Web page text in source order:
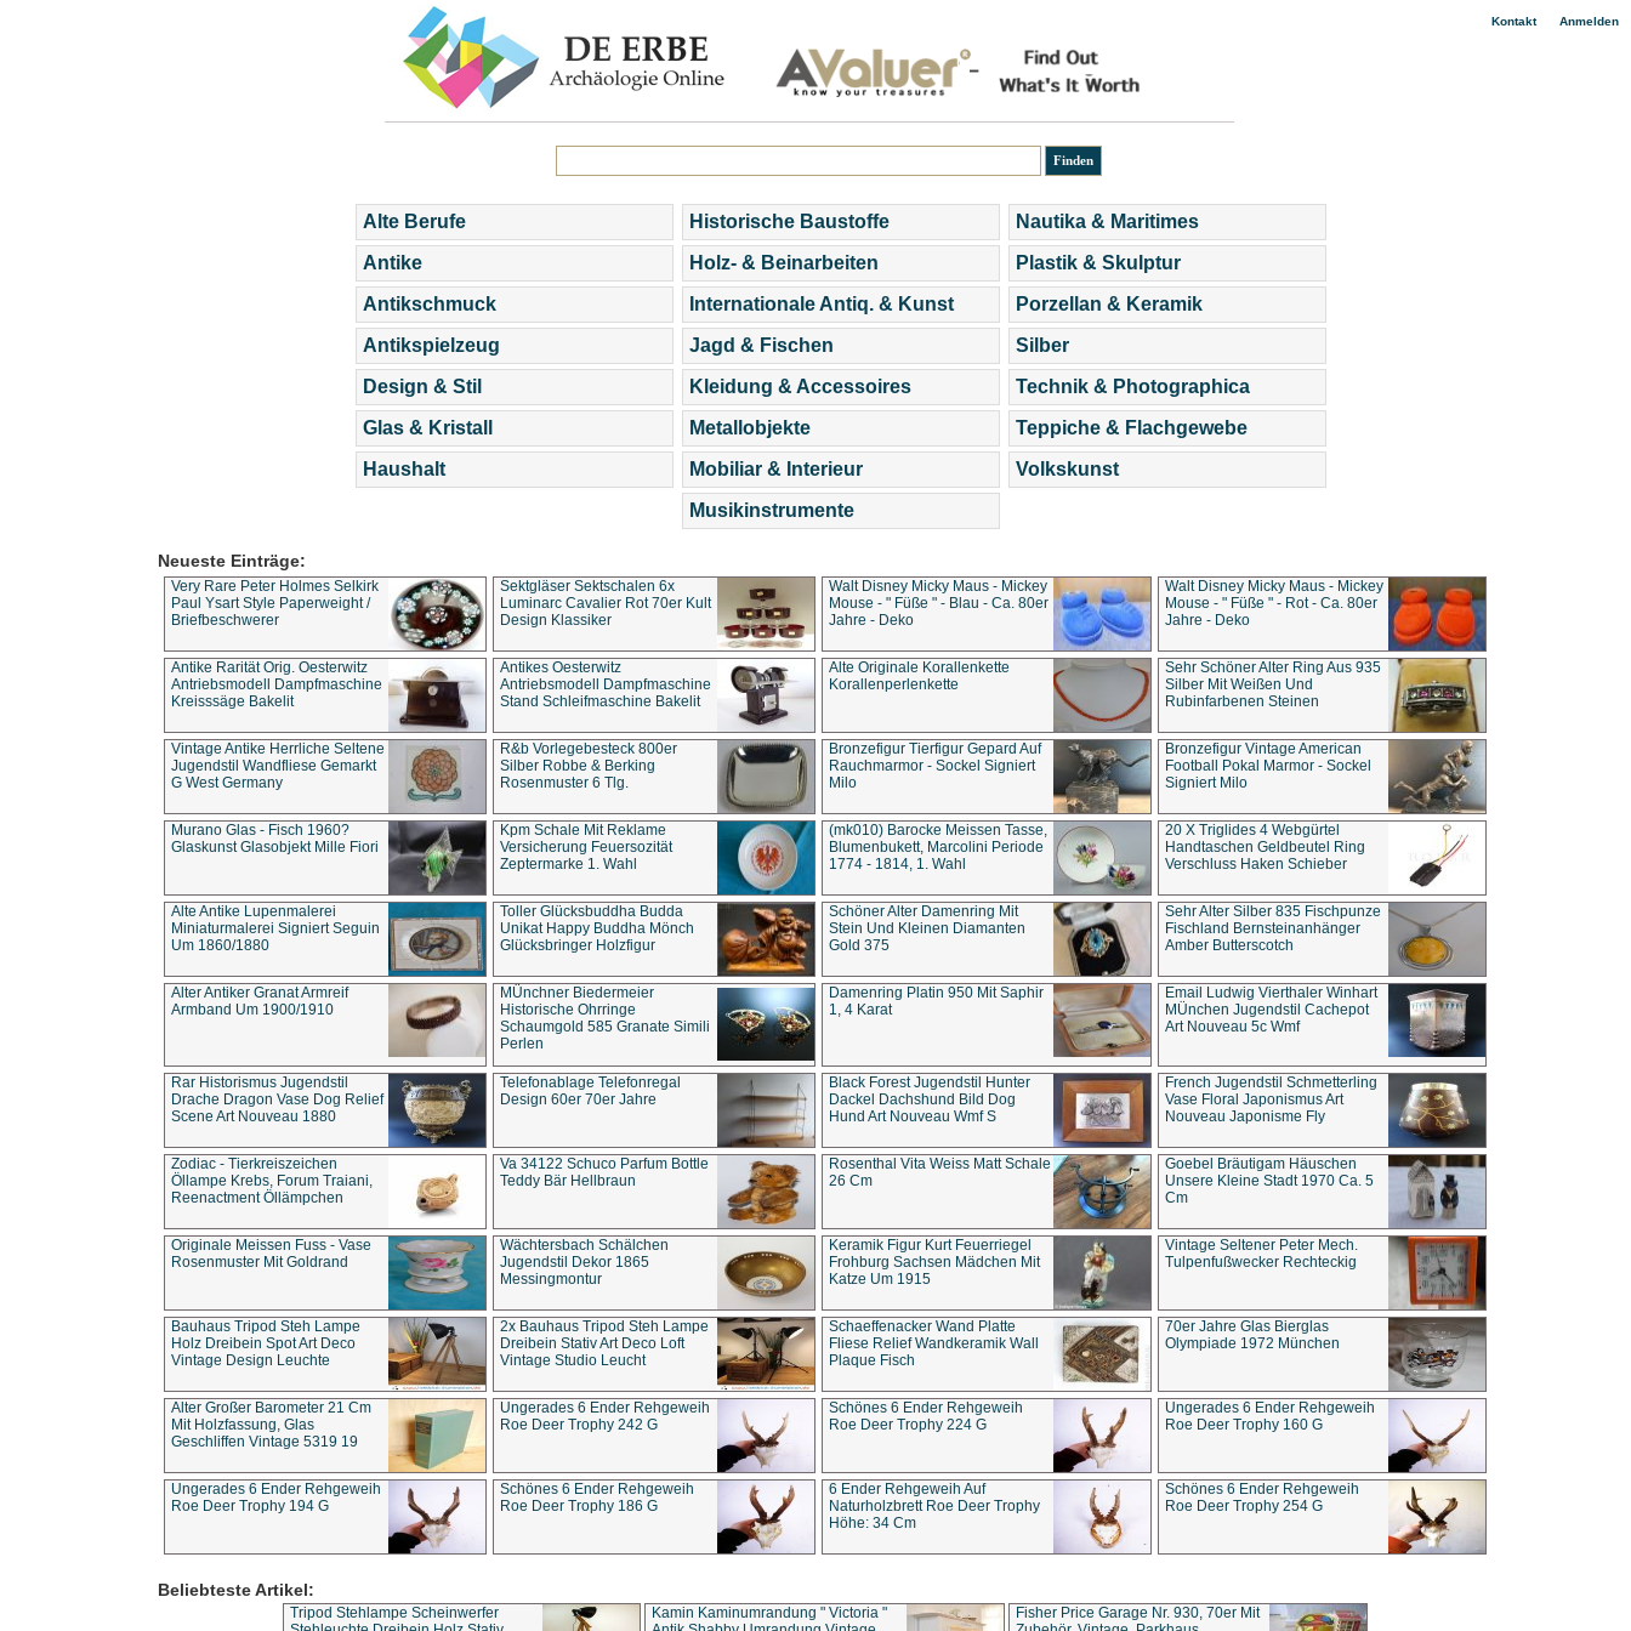
Kontakt| Anmelden
Alte Berufe
Antike
Antikschmuck
Antikspielzeug
Design & Stil
Glas & Kristall
Haushalt
Historische Baustoffe
Holz- & Beinarbeiten
Internationale Antiq. & Kunst
Jagd & Fischen
Kleidung & Accessoires
Metallobjekte
Mobiliar & Interieur
Musikinstrumente
Nautika & Maritimes
Plastik & Skulptur
Porzellan & Keramik
Silber
Technik & Photographica
Teppiche & Flachgewebe
Volkskunst
Neueste Einträge:
Very Rare Peter Holmes Selkirk
Paul Ysart Style Paperweight /
Briefbeschwerer
Sektgläser Sektschalen 6x
Luminarc Cavalier Rot 70er Kult
Design Klassiker
Walt Disney Micky Maus - Mickey
Mouse - " Füße " - Blau - Ca. 80er
Jahre - Deko
Walt Disney Micky Maus - Mickey
Mouse - " Füße " - Rot - Ca. 80er
Jahre - Deko
Antike Rarität Orig. Oesterwitz
Antriebsmodell Dampfmaschine
Kreisssäge Bakelit
Antikes Oesterwitz
Antriebsmodell Dampfmaschine
Stand Schleifmaschine Bakelit
Alte Originale Korallenkette
Korallenperlenkette
Sehr Schöner Alter Ring Aus 935
Silber Mit Weißen Und
Rubinfarbenen Steinen
Vintage Antike Herrliche Seltene
Jugendstil Wandfliese Gemarkt
G West Germany
R&b Vorlegebesteck 800er
Silber Robbe & Berking
Rosenmuster 6 Tlg.
Bronzefigur Tierfigur Gepard Auf
Rauchmarmor - Sockel Signiert
Milo
Bronzefigur Vintage American
Football Pokal Marmor - Sockel
Signiert Milo
Murano Glas - Fisch 1960?
Glaskunst Glasobjekt Mille Fiori
Kpm Schale Mit Reklame
Versicherung Feuersozität
Zeptermarke 1. Wahl
(mk010) Barocke Meissen Tasse,
Blumenbukett, Marcolini Periode
1774 - 1814, 1. Wahl
20 X Triglides 4 Webgürtel
Handtaschen Geldbeutel Ring
Verschluss Haken Schieber
Alte Antike Lupenmalerei
Miniaturmalerei Signiert Seguin
Um 1860/1880
Toller Glücksbuddha Budda
Unikat Happy Buddha Mönch
Glücksbringer Holzfigur
Schöner Alter Damenring Mit
Stein Und Kleinen Diamanten
Gold 375
Sehr Alter Silber 835 Fischpunze
Fischland Bernsteinanhänger
Amber Butterscotch
Alter Antiker Granat Armreif
Armband Um 1900/1910
MÜnchner Biedermeier
Historische Ohrringe
Schaumgold 585 Granate Simili
Perlen
Damenring Platin 950 Mit Saphir
1, 4 Karat
Email Ludwig Vierthaler Winhart
MÜnchen Jugendstil Cachepot
Art Nouveau 5c Wmf
Rar Historismus Jugendstil
Drache Dragon Vase Dog Relief
Scene Art Nouveau 1880
Telefonablage Telefonregal
Design 60er 70er Jahre
Black Forest Jugendstil Hunter
Dackel Dachshund Bild Dog
Hund Art Nouveau Wmf S
French Jugendstil Schmetterling
Vase Floral Japonismus Art
Nouveau Japonisme Fly
Zodiac - Tierkreiszeichen
Öllampe Krebs, Forum Traiani,
Reenactment Öllämpchen
Va 34122 Schuco Parfum Bottle
Teddy Bär Hellbraun
Rosenthal Vita Weiss Matt Schale
26 Cm
Goebel Bräutigam Häuschen
Unsere Kleine Stadt 1970 Ca. 5
Cm
Originale Meissen Fuss - Vase
Rosenmuster Mit Goldrand
Wächtersbach Schälchen
Jugendstil Dekor 1865
Messingmontur
Keramik Figur Kurt Feuerriegel
Frohburg Sachsen Mädchen Mit
Katze Um 1915
Vintage Seltener Peter Mech.
Tulpenfußwecker Rechteckig
Bauhaus Tripod Steh Lampe
Holz Dreibein Spot Art Deco
Vintage Design Leuchte
2x Bauhaus Tripod Steh Lampe
Dreibein Stativ Art Deco Loft
Vintage Studio Leucht
Schaeffenacker Wand Platte
Fliese Relief Wandkeramik Wall
Plaque Fisch
70er Jahre Glas Bierglas
Olympiade 1972 München
Alter Großer Barometer 21 Cm
Mit Holzfassung, Glas
Geschliffen Vintage 5319 19
Ungerades 6 Ender Rehgeweih
Roe Deer Trophy 242 G
Schönes 6 Ender Rehgeweih
Roe Deer Trophy 224 G
Ungerades 6 Ender Rehgeweih
Roe Deer Trophy 160 G
Ungerades 6 Ender Rehgeweih
Roe Deer Trophy 194 G
Schönes 6 Ender Rehgeweih
Roe Deer Trophy 186 G
6 Ender Rehgeweih Auf
Naturholzbrett Roe Deer Trophy
Höhe: 34 Cm
Schönes 6 Ender Rehgeweih
Roe Deer Trophy 254 G
Beliebteste Artikel:
Tripod Stehlampe Scheinwerfer
Kamin Kaminumrandung " Victoria "
Fisher Price Garage Nr. 930, 70er Mit